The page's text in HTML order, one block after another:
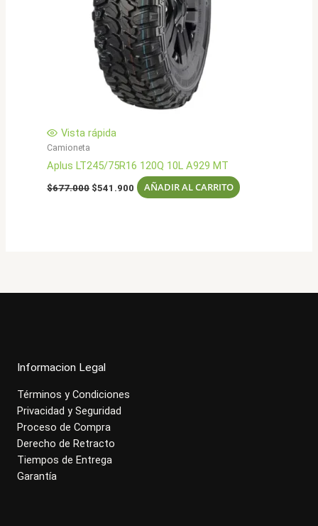
Vista rápida
Camioneta
Aplus LT245/75R16 120Q 10L A929 MT
$677.000 El
$541.900 El
precio
AÑADIR AL CARRITO
Informacion Legal
Términos y Condiciones
Privacidad y Seguridad
Proceso de Compra
Derecho de Retracto
Tiempos de Entrega
Garantía